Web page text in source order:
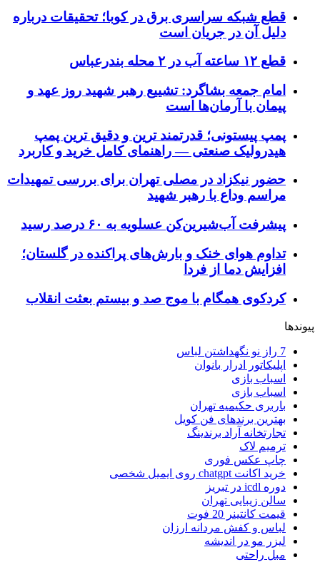
قطع شبکه سراسری برق در کوبا؛ تحقیقات درباره
دلیل آن در جریان است
قطع ۱۲ ساعته آب در ۲ محله بندرعباس
امام جمعه بشاگرد: تشییع رهبر شهید روز عهد و
پیمان با آرمان‌ها است
پمپ پیستونی؛ قدرتمند ترین و دقیق‌ ترین پمپ
هیدرولیک صنعتی — راهنمای کامل خرید و کاربرد
حضور نیکزاد در مصلی تهران برای بررسی تمهیدات
مراسم وداع با رهبر شهید
پیشرفت آب‌شیرین‌کن عسلویه به ۶۰ درصد رسید
تداوم هوای خنک و بارش‌های پراکنده در گلستان؛
افزایش دما از فردا
کردکوی همگام با موج صد و بیستم بعثت انقلاب
پیوندها
7 راز نو نگهداشتن لباس
اپلیکاتور ادرار بانوان
اسباب بازی
اسباب بازی
باربری حکیمیه تهران
بهترین برندهای فن کویل
تجارتخانه آراد برندینگ
ترمیم لاک
چاپ عکس فوری
خرید اکانت chatgpt روی ایمیل شخصی
دوره icdl در تبریز
سالن زیبایی تهران
قیمت کانتینر 20 فوت
لباس و کفش مردانه ارزان
لیزر مو در اندیشه
مبل راحتی